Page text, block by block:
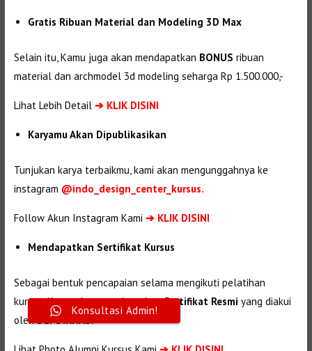
Gratis Ribuan Material dan Modeling 3D Max
Selain itu, Kamu juga akan mendapatkan BONUS ribuan
material dan archmodel 3d modeling seharga Rp 1.500.000,-
Lihat Lebih Detail ➔ KLIK DISINI
Karyamu Akan Dipublikasikan
Tunjukan karya terbaikmu, kami akan mengunggahnya ke
instagram @indo_design_center_kursus.
Follow Akun Instagram Kami ➔ KLIK DISINI
Mendapatkan Sertifikat Kursus
Sebagai bentuk pencapaian selama mengikuti pelatihan
kursus. Kamu akan mendapatkanSertifikat Resmi yang diakui
oleh
DEPDIKNAS.
Konsultasi Admin!